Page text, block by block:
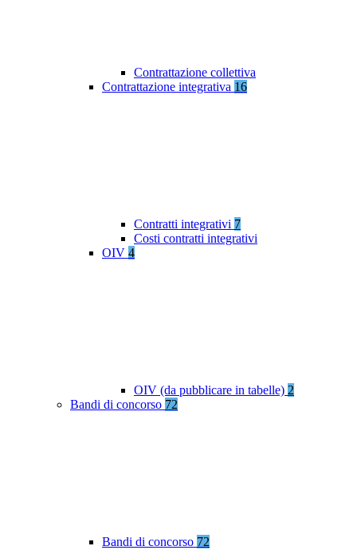
Contrattazione collettiva
Contrattazione integrativa 16
Contratti integrativi 7
Costi contratti integrativi
OIV 4
OIV (da pubblicare in tabelle) 2
Bandi di concorso 72
Bandi di concorso 72